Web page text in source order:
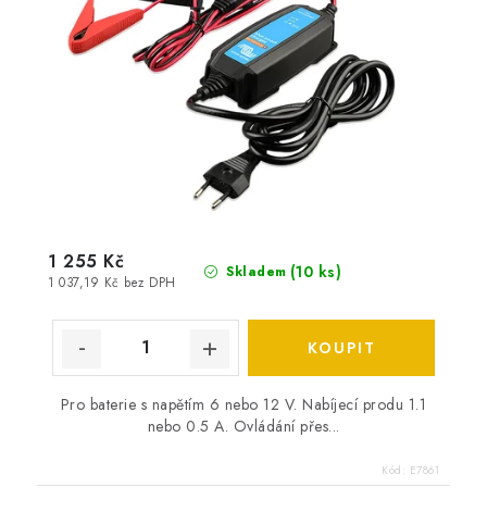
Skladem (10 ks)
1 037,19 Kč bez DPH
1 255 Kč
Pro baterie s napětím 6 nebo 12 V. Nabíjecí produ 1.1
nebo 0.5 A. Ovládání přes...
Kód: E7861